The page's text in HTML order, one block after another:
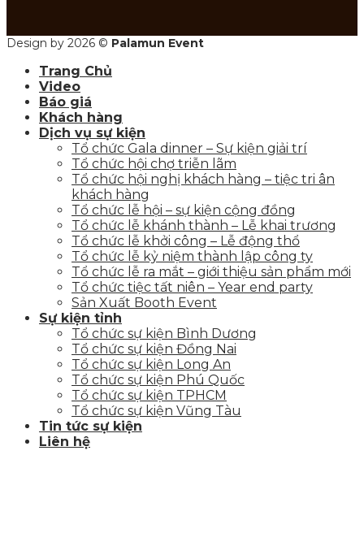
Design by 2026 © Palamun Event
Trang Chủ
Video
Báo giá
Khách hàng
Dịch vụ sự kiện
Tổ chức Gala dinner – Sự kiện giải trí
Tổ chức hội chợ triễn lãm
Tổ chức hội nghị khách hàng – tiệc tri ân
khách hàng
Tổ chức lễ hội – sự kiện cộng đồng
Tổ chức lễ khánh thành – Lễ khai trương
Tổ chức lễ khởi công – Lễ động thổ
Tổ chức lễ kỷ niệm thành lập công ty
Tổ chức lễ ra mắt – giới thiệu sản phẩm mới
Tổ chức tiệc tất niên – Year end party
Sản Xuất Booth Event
Sự kiện tỉnh
Tổ chức sự kiện Bình Dương
Tổ chức sự kiện Đồng Nai
Tổ chức sự kiện Long An
Tổ chức sự kiện Phú Quốc
Tổ chức sự kiện TPHCM
Tổ chức sự kiện Vũng Tàu
Tin tức sự kiện
Liên hệ